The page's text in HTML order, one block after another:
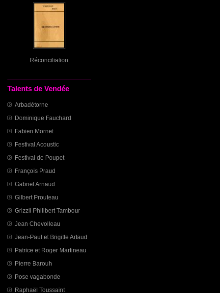
Réconciliation
Talents de Vendée
Arbadétorne
Dominique Fauchard
Fabien Mornet
Festival Acoustic
Festival de Poupet
François Praud
Gabriel Arnaud
Gilbert Prouteau
Grizzli Philibert Tambour
Jean Chevolleau
Jean-Paul et Brigitte Artaud
Patrice et Roger Martineau
Pierre Barouh
Pose vagabonde
Raphaël Toussaint